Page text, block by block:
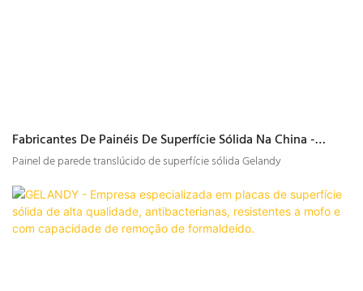
Fabricantes De Painéis De Superfície Sólida Na China -
GELANDY
Painel de parede translúcido de superfície sólida Gelandy